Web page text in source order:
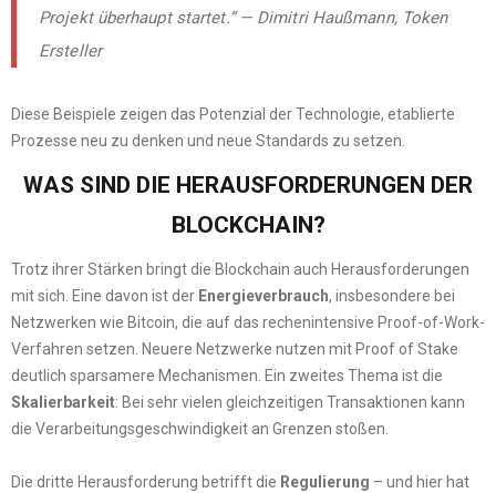
Projekt überhaupt startet.“ — Dimitri Haußmann, Token
Ersteller
Diese Beispiele zeigen das Potenzial der Technologie, etablierte
Prozesse neu zu denken und neue Standards zu setzen.
WAS SIND DIE HERAUSFORDERUNGEN DER
BLOCKCHAIN?
Trotz ihrer Stärken bringt die Blockchain auch Herausforderungen
mit sich. Eine davon ist der Energieverbrauch, insbesondere bei
Netzwerken wie Bitcoin, die auf das rechenintensive Proof-of-Work-
Verfahren setzen. Neuere Netzwerke nutzen mit Proof of Stake
deutlich sparsamere Mechanismen. Ein zweites Thema ist die
Skalierbarkeit: Bei sehr vielen gleichzeitigen Transaktionen kann
die Verarbeitungsgeschwindigkeit an Grenzen stoßen.
Die dritte Herausforderung betrifft die Regulierung – und hier hat